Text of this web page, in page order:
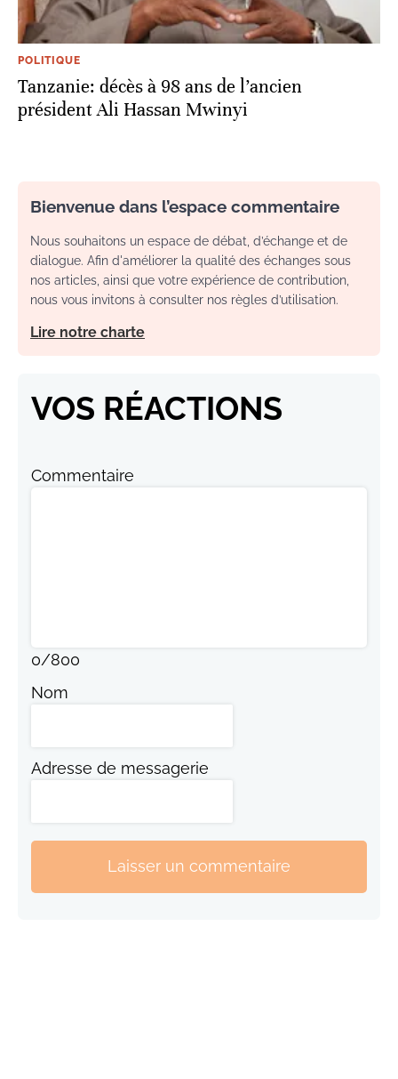
POLITIQUE
Tanzanie: décès à 98 ans de l’ancien
président Ali Hassan Mwinyi
Bienvenue dans l’espace commentaire
Nous souhaitons un espace de débat, d’échange et de
dialogue. Afin d'améliorer la qualité des échanges sous
nos articles, ainsi que votre expérience de contribution,
nous vous invitons à consulter nos règles d’utilisation.
Lire notre charte
VOS RÉACTIONS
Commentaire
0/800
Nom
Adresse de messagerie
Laisser un commentaire